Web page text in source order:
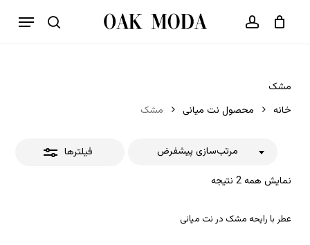
جستجو حساب کاربری
فهرست
سبد خرید بستن
مشک
خانه
محصول نت میانی مشک
فیلترها
نمایش همه 2 نتیجه
مرتب‌سازی پیشفرض
بستن
عطر با رایحه مشک در نت میانی